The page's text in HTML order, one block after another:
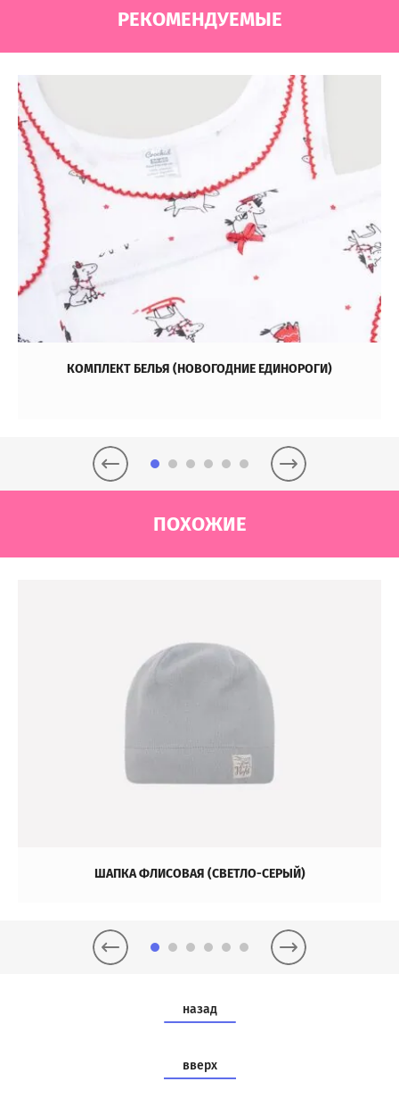
РЕКОМЕНДУЕМЫЕ
КОМПЛЕКТ БЕЛЬЯ (НОВОГОДНИЕ ЕДИНОРОГИ)
ПОХОЖИЕ
ШАПКА ФЛИСОВАЯ (СВЕТЛО-СЕРЫЙ)
назад
вверх